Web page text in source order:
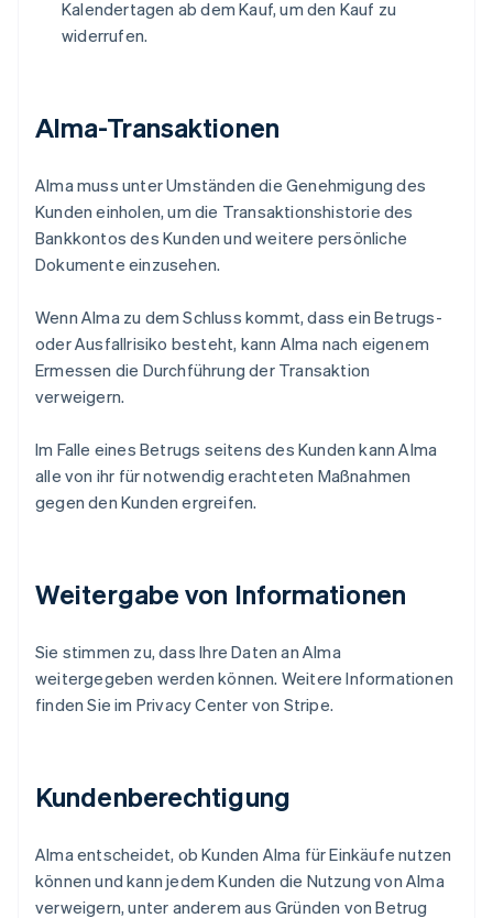
Kalendertagen ab dem Kauf, um den Kauf zu
widerrufen.
Alma-Transaktionen
Alma muss unter Umständen die Genehmigung des
Kunden einholen, um die Transaktionshistorie des
Bankkontos des Kunden und weitere persönliche
Dokumente einzusehen.
Wenn Alma zu dem Schluss kommt, dass ein Betrugs-
oder Ausfallrisiko besteht, kann Alma nach eigenem
Ermessen die Durchführung der Transaktion
verweigern.
Im Falle eines Betrugs seitens des Kunden kann Alma
alle von ihr für notwendig erachteten Maßnahmen
gegen den Kunden ergreifen.
Weitergabe von Informationen
Sie stimmen zu, dass Ihre Daten an Alma
weitergegeben werden können. Weitere Informationen
finden Sie im Privacy Center von Stripe.
Kundenberechtigung
Alma entscheidet, ob Kunden Alma für Einkäufe nutzen
können und kann jedem Kunden die Nutzung von Alma
verweigern, unter anderem aus Gründen von Betrug
Australien
Belgien
NederlandsFrançais DeutschEnglish
Brasilien
Bulgarien
Dänemark
English
Deutschland
Estland
Festlandchina
简体中文 English
Finnland
Gibraltar
English
English
Indien
English
Italiano English
Japan
Kanada
EnglishFrançais
Kroatien